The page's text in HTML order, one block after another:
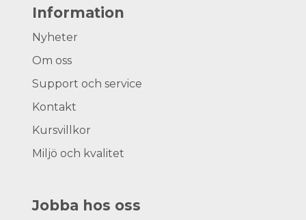
Information
Nyheter
Om oss
Support och service
Kontakt
Kursvillkor
Miljö och kvalitet
Jobba hos oss